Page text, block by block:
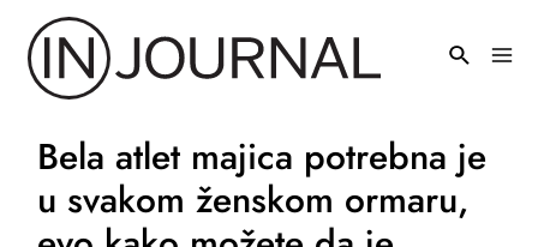
sadržaj
Bela atlet majica potrebna je
u svakom ženskom ormaru,